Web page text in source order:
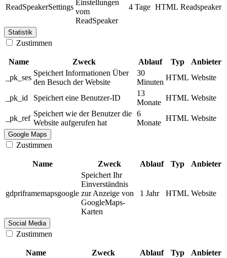
ReadSpeakerSettings
Einstellungen
vom
ReadSpeaker
4 Tage HTML Readspeaker
Statistik
Zustimmen
Name Zweck Ablauf Typ
Anbieter
_pk_ses
Speichert Informationen Über
den Besuch der Website
30
Minuten
HTML Website
_pk_id Speichert eine Benutzer-ID
13
Monate
HTML Website
_pk_ref
Speichert wie der Benutzer die
Website aufgerufen hat
6
Monate
HTML Website
Google Maps
Zustimmen
Name Zweck Ablauf Typ Anbieter
gdpriframemapsgoogle
Speichert Ihr
Einverständnis
zur Anzeige von
GoogleMaps-
Karten
1 Jahr HTML Website
Social Media
Zustimmen
Name Zweck Ablauf Typ Anbieter